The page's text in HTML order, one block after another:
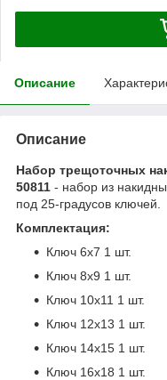
Описание
Описание
Набор трещоточных
50811 - набор из
под 25-градусов ключей.
Комплектация:
Ключ 6x7 1 шт.
Ключ 8x9 1 шт.
Ключ 10x11 1 шт.
Ключ 12x13 1 шт.
Ключ 14x15 1 шт.
Ключ 16x18 1 шт.